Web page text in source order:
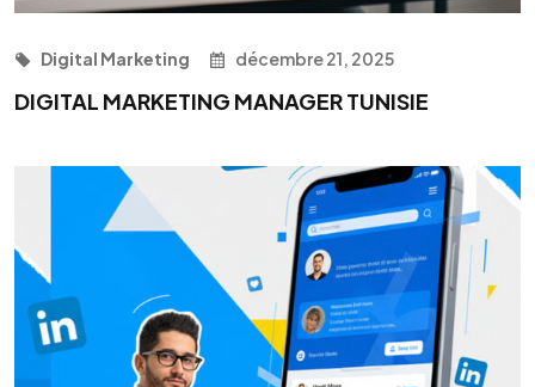
Digital Marketing décembre 21, 2025
DIGITAL MARKETING MANAGER TUNISIE